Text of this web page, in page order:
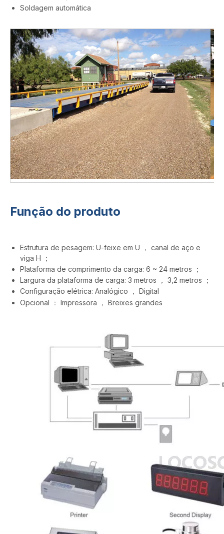
Soldagem automática
Função do produto
Estrutura de pesagem: U-feixe em U ， canal de aço e
viga H ；
Plataforma de comprimento da carga: 6 ~ 24 metros ；
Largura da plataforma de carga: 3 metros ， 3,2 metros ；
Configuração elétrica: Analógico ， Digital
Opcional ： Impressora ， Breixes grandes